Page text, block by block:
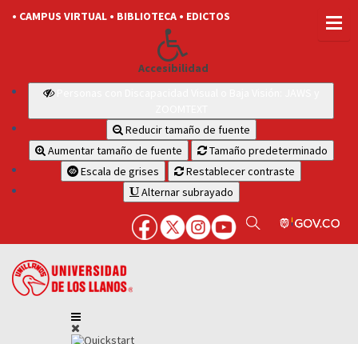
• CAMPUS VIRTUAL • BIBLIOTECA • EDICTOS
Accesibilidad
Reducir tamaño de fuente
Aumentar tamaño de fuente
Tamaño predeterminado
Escala de grises
Restablecer contraste
Alternar subrayado